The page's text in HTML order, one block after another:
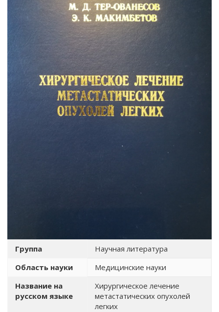
Группа
Научная литература
Область науки
Медицинские науки
Название на
русском языке
Хирургическое лечение
метастатических опухолей
легких